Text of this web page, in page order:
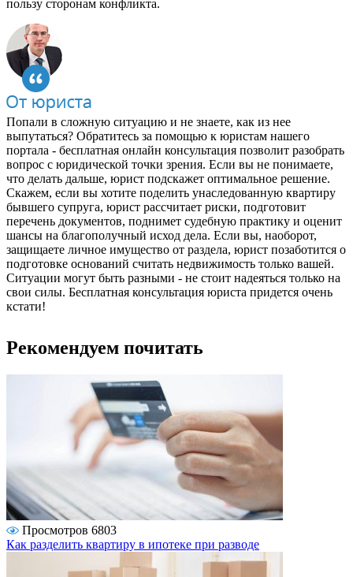
пользу сторонам конфликта.
Попали в сложную ситуацию и не знаете, как из нее
выпутаться? Обратитесь за помощью к юристам нашего
портала - бесплатная онлайн консультация позволит разобрать
вопрос с юридической точки зрения. Если вы не понимаете,
что делать дальше, юрист подскажет оптимальное решение.
Скажем, если вы хотите поделить унаследованную квартиру
бывшего супруга, юрист рассчитает риски, подготовит
перечень документов, поднимет судебную практику и оценит
шансы на благополучный исход дела. Если вы, наоборот,
защищаете личное имущество от раздела, юрист позаботится о
подготовке оснований считать недвижимость только вашей.
Ситуации могут быть разными - не стоит надеяться только на
свои силы. Бесплатная консультация юриста придется очень
кстати!
Рекомендуем почитать
Просмотров 6803
Как разделить квартиру в ипотеке при разводе